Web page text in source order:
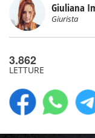
Giuliana
Giurista
3.862
LETTURE